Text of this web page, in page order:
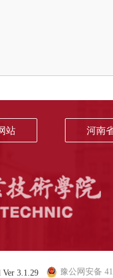
站 河南
3.1.29 豫公网安备